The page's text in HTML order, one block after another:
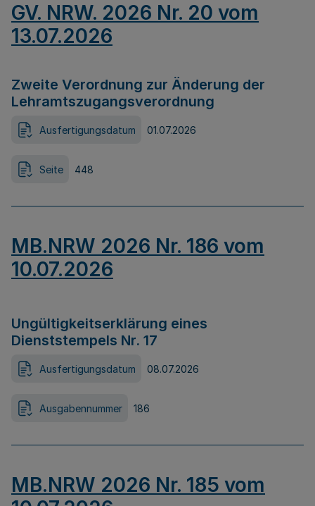
GV. NRW. 2026 Nr. 20 vom
13.07.2026
Zweite Verordnung zur Änderung der
Lehramtszugangsverordnung
Ausfertigungsdatum 01.07.2026
Seite 448
MB.NRW 2026 Nr. 186 vom
10.07.2026
Ungültigkeitserklärung eines
Dienststempels Nr. 17
Ausfertigungsdatum 08.07.2026
Ausgabennummer 186
MB.NRW 2026 Nr. 185 vom